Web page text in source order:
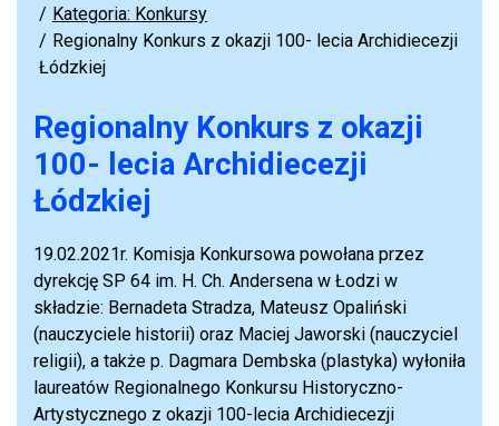
Kategoria: Konkursy
Regionalny Konkurs z okazji 100- lecia Archidiecezji
Łódzkiej
Regionalny Konkurs z okazji
100- lecia Archidiecezji
Łódzkiej
19.02.2021r. Komisja Konkursowa powołana przez
dyrekcję SP 64 im. H. Ch. Andersena w Łodzi w
składzie: Bernadeta Stradza, Mateusz Opaliński
(nauczyciele historii) oraz Maciej Jaworski (nauczyciel
religii), a także p. Dagmara Dembska (plastyka) wyłoniła
laureatów Regionalnego Konkursu Historyczno-
Artystycznego z okazji 100-lecia Archidiecezji